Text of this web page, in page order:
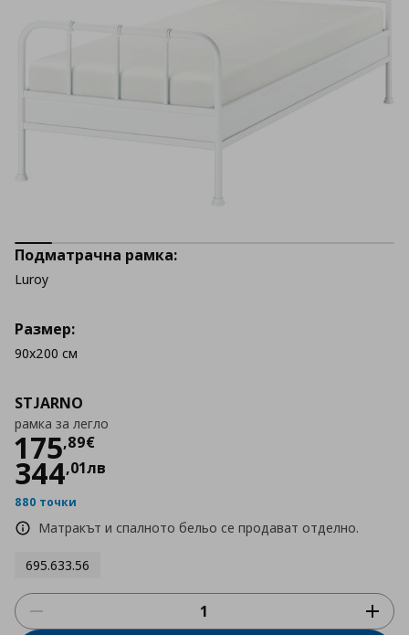
STJARNO
рамка за легло
175,89€
Цена
344,01лв
880 точки
Матракът и спалното бельо се продават отделно.
695.633.56
Подматрачна рамка:
Luroy
Размер:
90x200 см